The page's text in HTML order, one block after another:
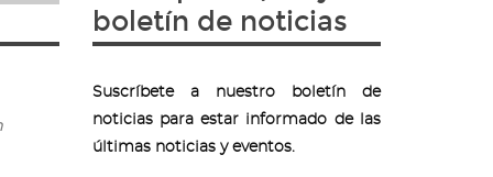
boletín de noticias
Suscríbete a nuestro boletín de
noticias para estar informado de las
últimas noticias y eventos.